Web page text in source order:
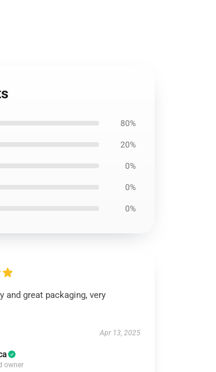
80%
20%
0%
0%
0%
and great packaging, very
Apr 13, 2025
owner